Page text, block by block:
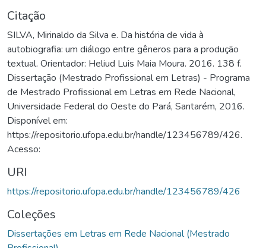
Citação
SILVA, Mirinaldo da Silva e. Da história de vida à
autobiografia: um diálogo entre gêneros para a produção
textual. Orientador: Heliud Luis Maia Moura. 2016. 138 f.
Dissertação (Mestrado Profissional em Letras) - Programa
de Mestrado Profissional em Letras em Rede Nacional,
Universidade Federal do Oeste do Pará, Santarém, 2016.
Disponível em:
https://repositorio.ufopa.edu.br/handle/123456789/426.
Acesso:
URI
https://repositorio.ufopa.edu.br/handle/123456789/426
Coleções
Dissertações em Letras em Rede Nacional (Mestrado